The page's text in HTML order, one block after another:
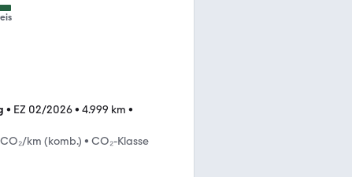
• EZ 02/2026• 4.999 km •
km (komb.) • CO₂-Klasse